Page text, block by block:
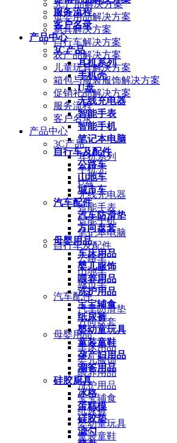
服务流程
客户名录
产品中心
3C产品
耳机系列
手机壳
U盘
无线充电器
智能手表
智能手机
笔记本电脑
自行车及配件
公路车
山地车
城市车
汽车配件
汽车防滑垫
方向盘套
母婴用品
车床用品
婴儿服饰
喂养用品
洗护用品
宝宝辅食
纸尿裤
婴幼童玩具
童装童鞋
孕产妇用品
潮爸用品
硅胶厨具
冰格
蛋糕模
硅胶垫
滤勺
3C产品解决方案
母婴用品解决方案
厨具解决方案
自行车解决方案
农产品解决方案
儿童玩具解决方案
箱包与服装服饰解决方案
促销礼品解决方案
服务流程
客户名录
产品中心
3C产品
耳机系列
手机壳
U盘
无线充电器
智能手表
智能手机
笔记本电脑
自行车及配件
公路车
山地车
城市车
汽车配件
汽车防滑垫
方向盘套
母婴用品
车床用品
婴儿服饰
喂养用品
洗护用品
宝宝辅食
纸尿裤
婴幼童玩具
童装童鞋